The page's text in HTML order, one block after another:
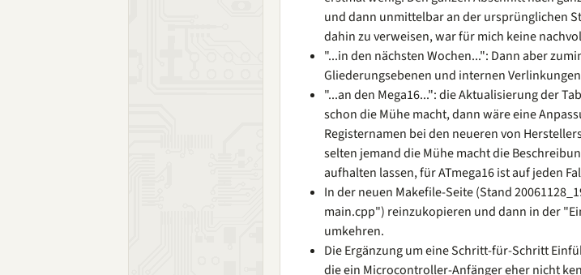
und dann unmittelbar an der ursprünglichen
dahin zu verweisen, war für mich keine
"...in den nächsten Wochen...": Dann aber
Gliederungsebenen und internen
"...an den Mega16...": die Aktualisierung der
schon die Mühe macht, dann wäre eine
Registernamen bei den neueren von
selten jemand die Mühe macht die
aufhalten lassen, für ATmega16 ist auf jeden
In der neuen Makefile-Seite (Stand
main.cpp") reinzukopieren und dann in der
umkehren.
Die Ergänzung um eine Schritt-für-Schritt
die ein Microcontroller-Anfänger eher nicht